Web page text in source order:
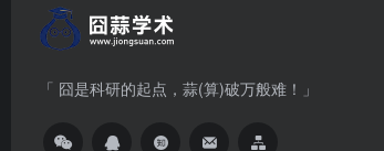
「 囧是科研的起点，蒜(算)破万般难！」